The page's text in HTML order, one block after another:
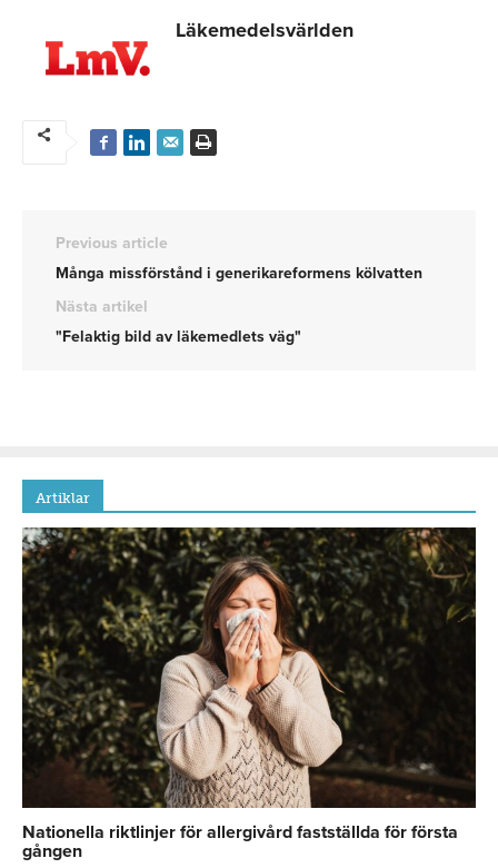
Läkemedelsvärlden
Previous article
Många missförstånd i generikareformens kölvatten
Nästa artikel
"Felaktig bild av läkemedlets väg"
Artiklar
Nationella riktlinjer för allergivård fastställda för första
gången